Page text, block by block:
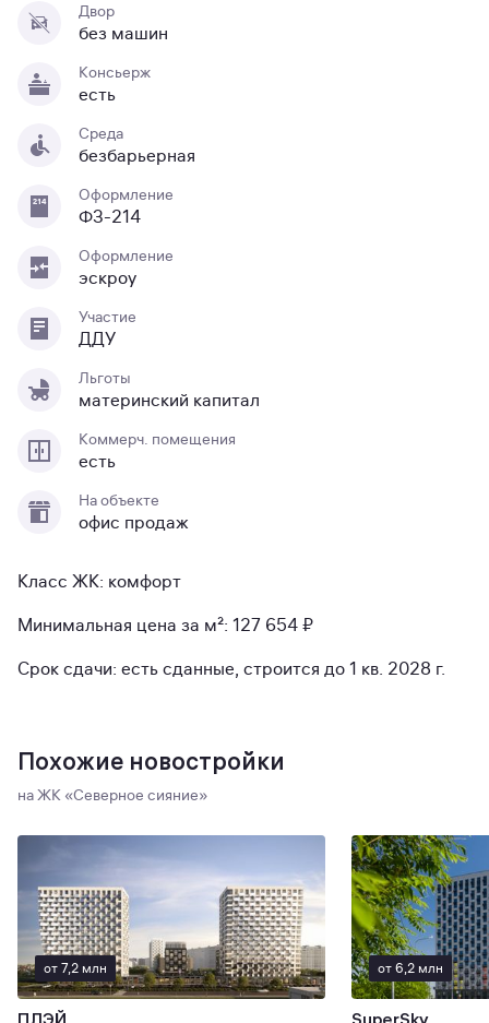
Двор
без машин
Консьерж
есть
Среда
безбарьерная
Оформление
ФЗ-214
Оформление
эскроу
Участие
ДДУ
Льготы
материнский капитал
Коммерч. помещения
есть
На объекте
офис продаж
Класс ЖК: комфорт
Минимальная цена за м²: 127 654 ₽
Срок сдачи: есть сданные, строится до 1 кв. 2028 г.
Похожие новостройки
на ЖК «Северное сияние»
от 7,2 млн
ПЛЭЙ
от 6,2 млн
SuperSky